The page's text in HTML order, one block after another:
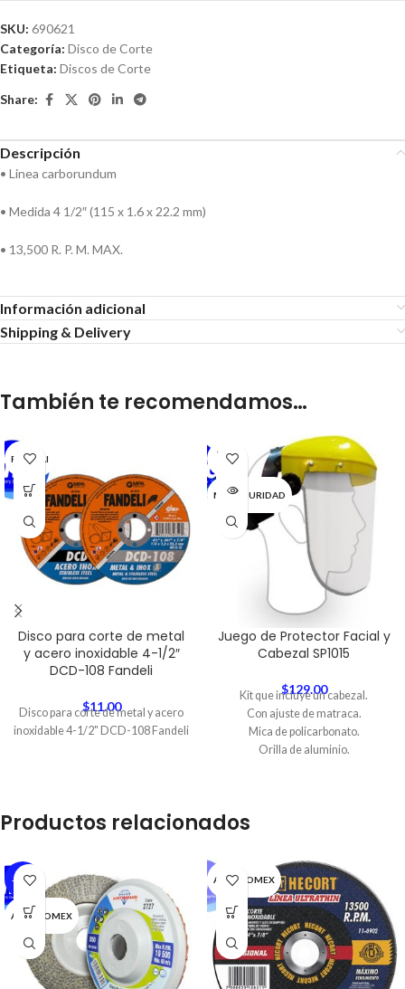
SKU: 690621
Categoría: Disco de Corte
Etiqueta: Discos de Corte
Share:
Descripción
• Linea carborundum
• Medida 4 1/2″ (115 x 1.6 x 22.2 mm)
• 13,500 R. P. M. MAX.
Información adicional
Shipping & Delivery
También te recomendamos…
FANDELI
Disco para corte de metal
y acero inoxidable 4-1/2″
DCD-108 Fandeli
$11.00
Disco para corte de metal y acero
inoxidable 4-1/2" DCD-108 Fandeli
SOLD
OUT
MR SEGURIDAD
Juego de Protector Facial y
Cabezal SP1015
$129.00
Kit que incluye un cabezal.
Con ajuste de matraca.
Mica de policarbonato.
Orilla de aluminio.
Productos relacionados
-13%
AUSTROMEX
AUSTROMEX